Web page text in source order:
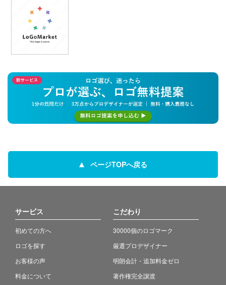
ページTOPへ戻る
サービス
初めての方へ
ロゴを探す
お客様の声
料金について
こだわり
30000個のロゴマーク
厳選プロデザイナー
明朗会計・追加料金ゼロ
著作権完全譲渡